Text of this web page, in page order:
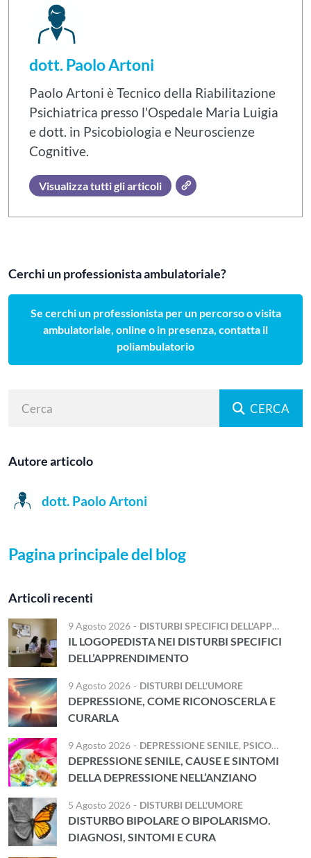
dott. Paolo Artoni
Paolo Artoni è Tecnico della Riabilitazione
Psichiatrica presso l'Ospedale Maria Luigia
e dott. in Psicobiologia e Neuroscienze
Cognitive.
Visualizza tutti gli articoli
Cerchi un professionista ambulatoriale?
Se cerchi un professionista per un percorso o visita
ambulatoriale, online o in presenza, contatta il
poliambulatorio
CERCA
Autore articolo
dott. Paolo Artoni
Pagina principale del blog
Articoli recenti
9 Agosto 2026 - DISTURBI SPECIFICI DELL'APPRENDIMENTO
IL LOGOPEDISTA NEI DISTURBI SPECIFICI
DELL’APPRENDIMENTO
9 Agosto 2026 - DISTURBI DELL'UMORE
DEPRESSIONE, COME RICONOSCERLA E
CURARLA
9 Agosto 2026 - DEPRESSIONE SENILE, PSICOGERIATRIA
DEPRESSIONE SENILE, CAUSE E SINTOMI
DELLA DEPRESSIONE NELL’ANZIANO
5 Agosto 2026 - DISTURBI DELL'UMORE
DISTURBO BIPOLARE O BIPOLARISMO.
DIAGNOSI, SINTOMI E CURA